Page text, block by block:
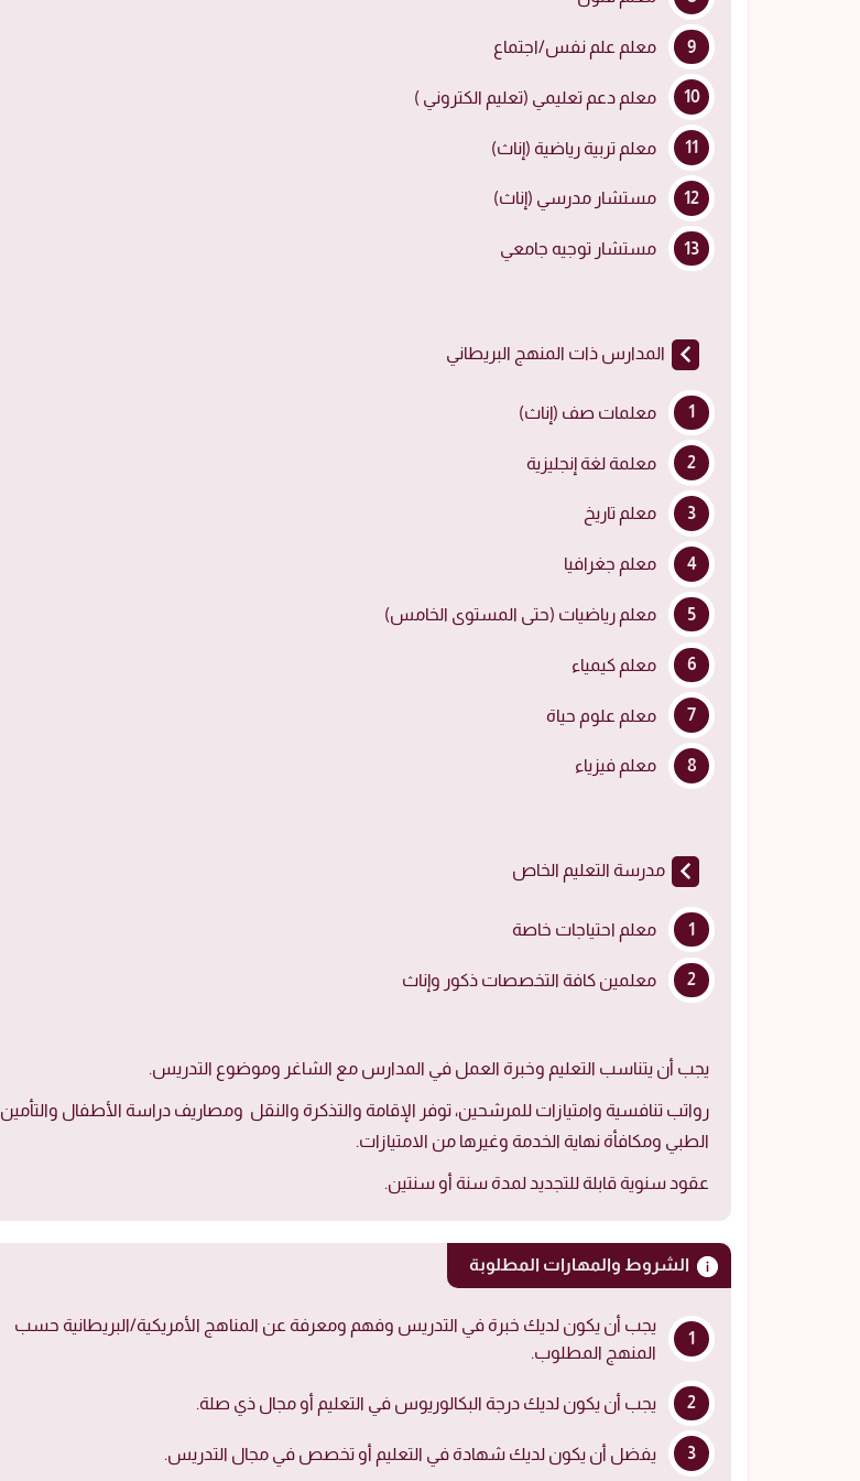
معلم علم نفس/اجتماع
معلم دعم تعليمي (تعليم الكتروني )
معلم تربية رياضية (إناث)
مستشار مدرسي (إناث)
مستشار توجيه جامعي
المدارس ذات المنهج البريطاني
معلمات صف (إناث)
معلمة لغة إنجليزية
معلم تاريخ
معلم جغرافيا
معلم رياضيات (حتى المستوى الخامس)
معلم كيمياء
معلم علوم حياة
معلم فيزياء
مدرسة التعليم الخاص
معلم احتياجات خاصة
معلمين كافة التخصصات ذكور وإناث
يجب أن يتناسب التعليم وخبرة العمل في المدارس مع الشاغر وموضوع التدريس.
رواتب تنافسية وامتيازات للمرشحين، توفر الإقامة والتذكرة والنقل ومصاريف دراسة الأطفال والتأمين
الطبي ومكافأة نهاية الخدمة وغيرها من الامتيازات.
عقود سنوية قابلة للتجديد لمدة سنة أو سنتين.
الشروط والمهارات المطلوبة
يجب أن يكون لديك خبرة في التدريس وفهم ومعرفة عن المناهج الأمريكية/البريطانية حسب
المنهج المطلوب.
يجب أن يكون لديك درجة البكالوريوس في التعليم أو مجال ذي صلة.
يفضل أن يكون لديك شهادة في التعليم أو تخصص في مجال التدريس.